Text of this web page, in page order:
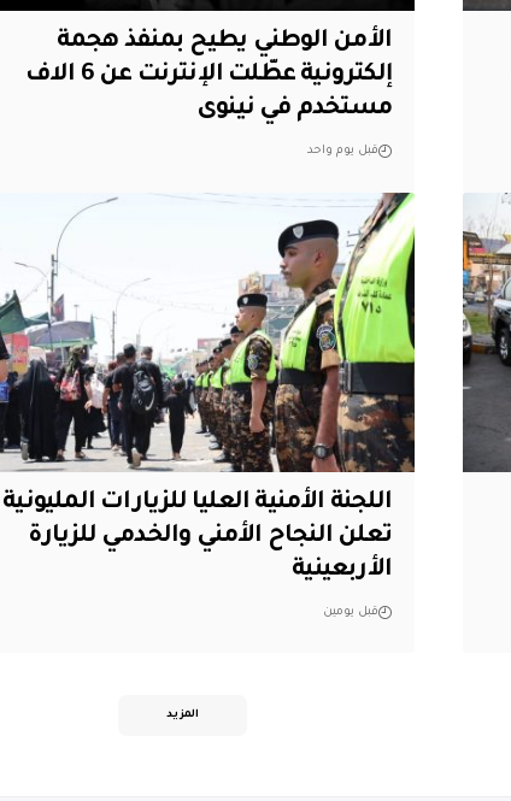
الأمن الوطني يطيح بمنفذ هجمة
إلكترونية عطّلت الإنترنت عن 6 الاف
مستخدم في نينوى
قبل يوم واحد
اللجنة الأمنية العليا للزيارات المليونية
تعلن النجاح الأمني والخدمي للزيارة
الأربعينية
قبل يومين
المزيد